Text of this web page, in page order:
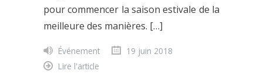
pour commencer la saison estivale de la
meilleure des manières. […]
Événement
19 juin 2018
Lire l'article